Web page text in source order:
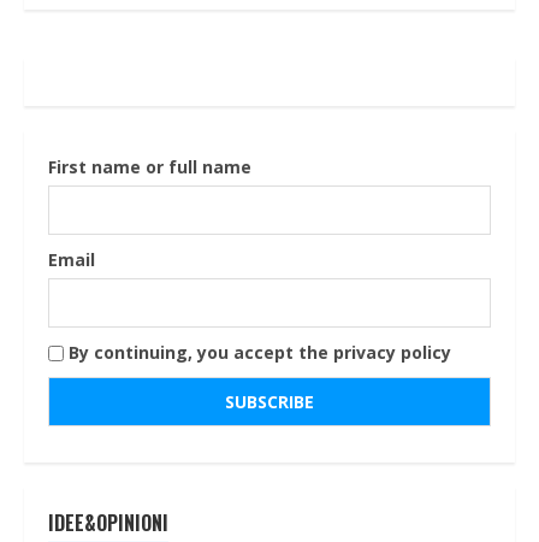
First name or full name
Email
By continuing, you accept the privacy policy
IDEE&OPINIONI